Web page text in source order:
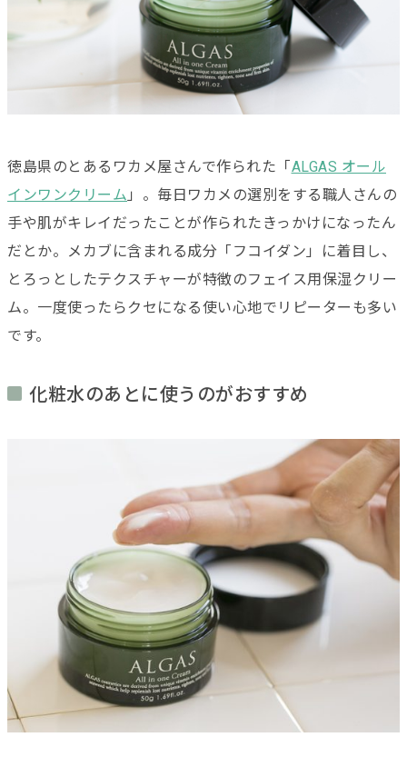
徳島県のとあるワカメ屋さんで作られた「ALGAS オール
インワンクリーム 」。毎日ワカメの選別をする職人さんの
手や肌がキレイだったことが作られたきっかけになったん
だとか。メカブに含まれる成分「フコイダン」に着目し、
とろっとしたテクスチャーが特徴のフェイス用保湿クリー
ム。一度使ったらクセになる使い心地でリピーターも多い
です。
化粧水のあとに使うのがおすすめ